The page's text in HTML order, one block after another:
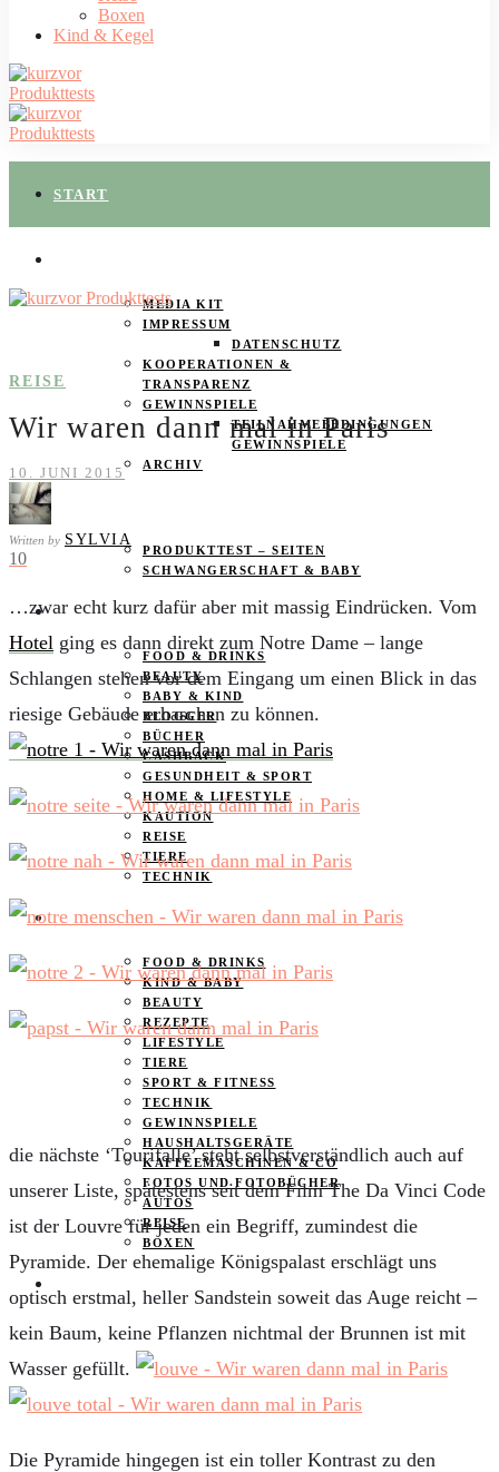
Boxen
Kind & Kegel
START
MEDIA KIT
IMPRESSUM
DATENSCHUTZ
KOOPERATIONEN &
TRANSPARENZ
GEWINNSPIELE
TEILNAHMEBEDINGUNGEN
GEWINNSPIELE
ARCHIV
PRODUKTTEST – SEITEN
SCHWANGERSCHAFT & BABY
PRODUKTTESTER GESUCHT
FOOD & DRINKS
BEAUTY
BABY & KIND
BLOGGER
BÜCHER
CASHBACK
GESUNDHEIT & SPORT
HOME & LIFESTYLE
KAUTION
REISE
TIERE
TECHNIK
KATEGORIEN
FOOD & DRINKS
KIND & BABY
BEAUTY
REZEPTE
LIFESTYLE
TIERE
SPORT & FITNESS
TECHNIK
GEWINNSPIELE
HAUSHALTSGERÄTE
KAFFEEMASCHINEN & CO
FOTOS UND FOTOBÜCHER
AUTOS
REISE
BOXEN
REISE
Wir waren dann mal in Paris
10. JUNI 2015
Written by SYLVIA
10
…zwar echt kurz dafür aber mit massig Eindrücken. Vom
Hotel ging es dann direkt zum Notre Dame – lange
Schlangen stehen vor dem Eingang um einen Blick in das
riesige Gebäude erhaschen zu können.
die nächste ‘Tourifalle’ steht selbstverständlich auch auf
unserer Liste, spätestens seit dem FilmThe Da Vinci Code
ist der Louvre für jeden ein Begriff, zumindest die
Pyramide. Der ehemalige Königspalast erschlägt uns
optisch erstmal, heller Sandstein soweit das Auge reicht –
kein Baum, keine Pflanzen nichtmal der Brunnen ist mit
Wasser gefüllt.
Die Pyramide hingegen ist ein toller Kontrast zu den